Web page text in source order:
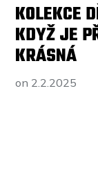
KOLEKCE
KDYŽ JE
KRÁSNÁ
on 2.2.2025